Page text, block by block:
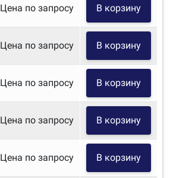
Цена по запросу В корзину
Цена по запросу В корзину
Цена по запросу В корзину
Цена по запросу В корзину
Цена по запросу В корзину